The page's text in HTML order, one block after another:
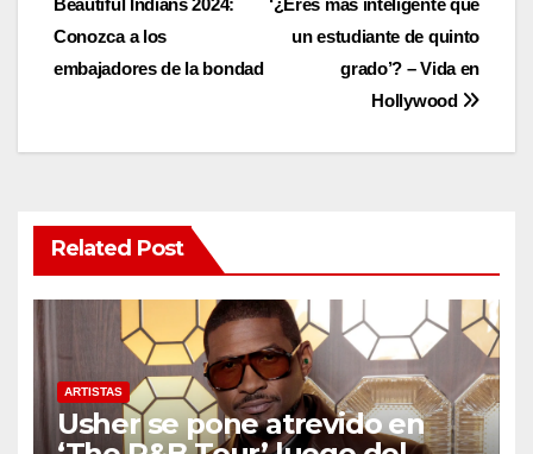
navigation
un estudiante de quinto
grado’? – Vida en
Hollywood
Conozca a los
embajadores de la bondad
Related Post
ARTISTAS
Usher se pone atrevido en